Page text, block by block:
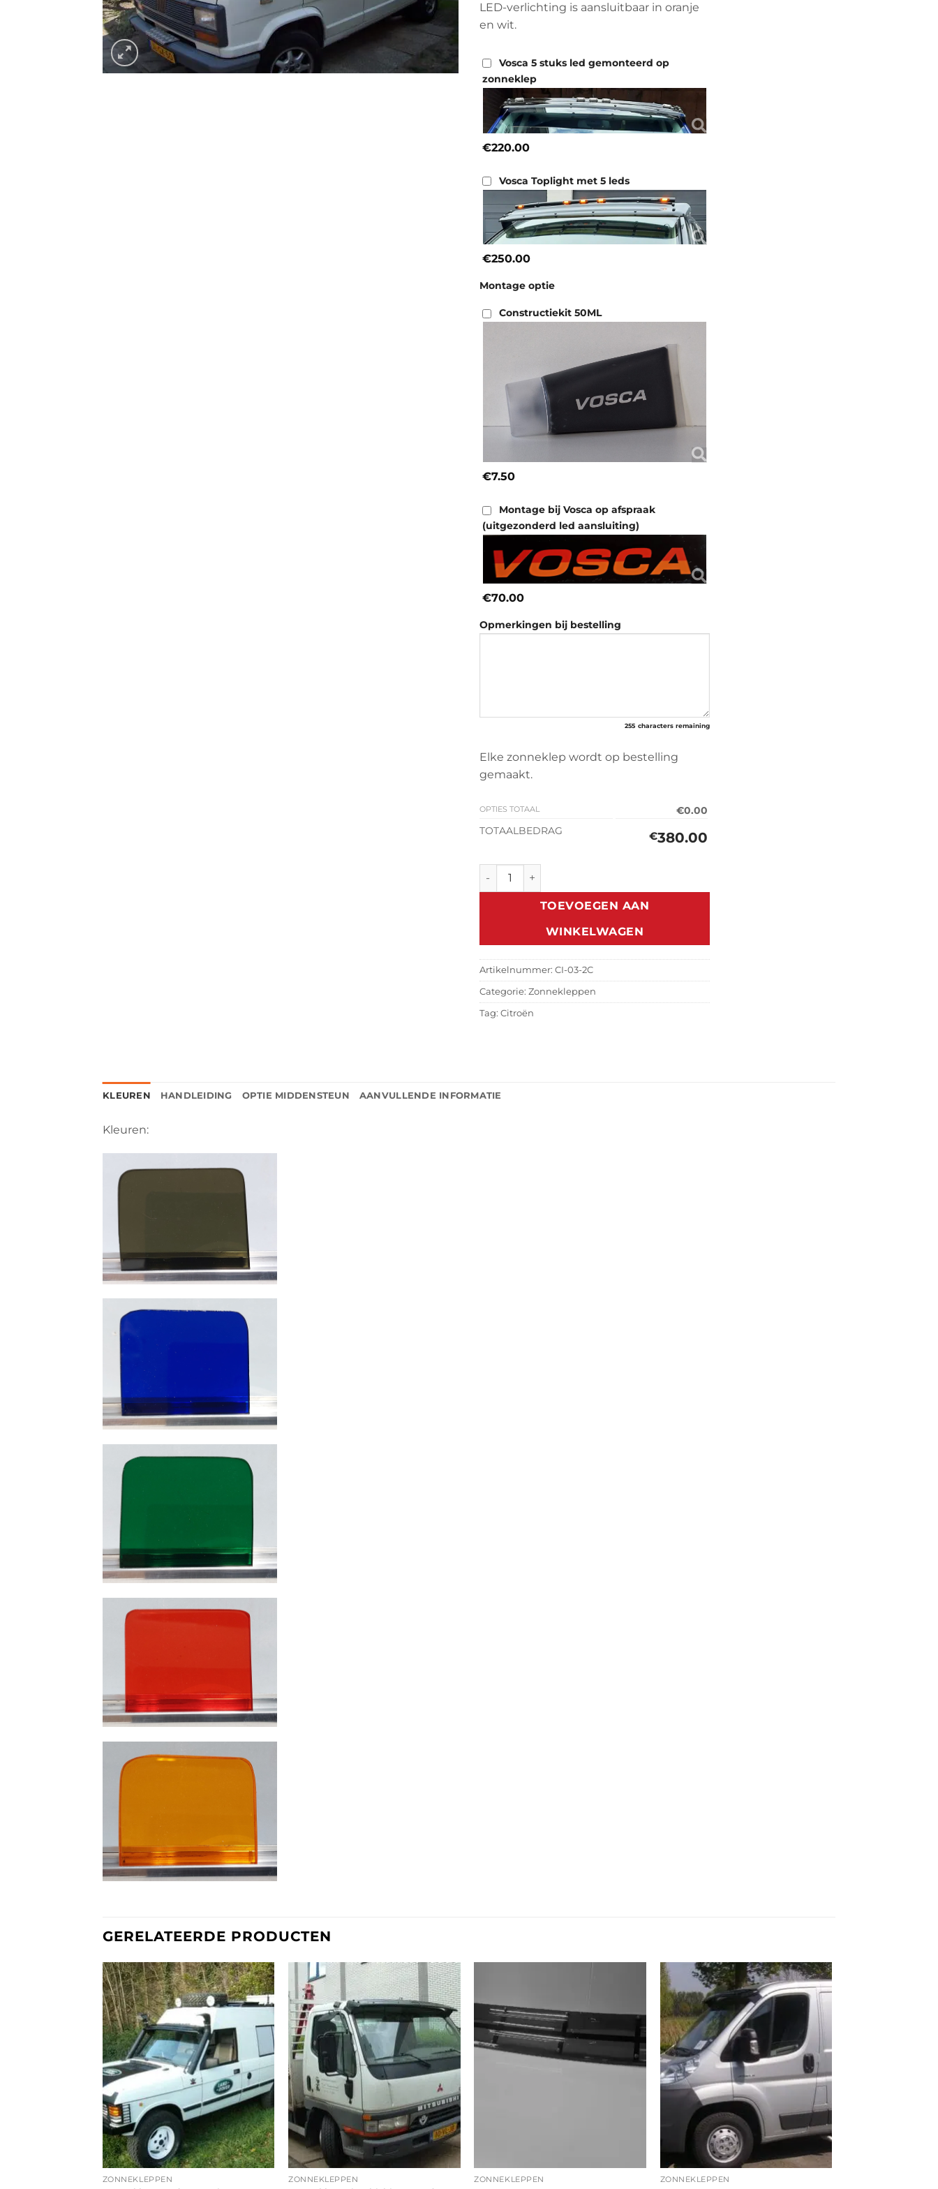
LED-verlichting is aansluitbaar in oranje
en wit.
Vosca 5 stuks led gemonteerd op
zonneklep
€220.00
Vosca Toplight met 5 leds
€250.00
Montage optie
Constructiekit 50ML
€7.50
Montage bij Vosca op afspraak
(uitgezonderd led aansluiting)
€70.00
Opmerkingen bij bestelling
255 characters remaining
Elke zonneklep wordt op bestelling
gemaakt.
OPTIES TOTAAL
€0.00
TOTAALBEDRAG
€380.00
Zonneklep Citroën Jumper C25 (1981-1993) aantal
TOEVOEGEN AAN
WINKELWAGEN
Artikelnummer: CI-03-2C
Categorie: Zonnekleppen
Tag: Citroën
KLEUREN HANDLEIDING OPTIE MIDDENSTEUN AANVULLENDE INFORMATIE
Kleuren:
GERELATEERDE PRODUCTEN
ZONNEKLEPPEN ZONNEKLEPPEN ZONNEKLEPPEN ZONNEKLEPPEN